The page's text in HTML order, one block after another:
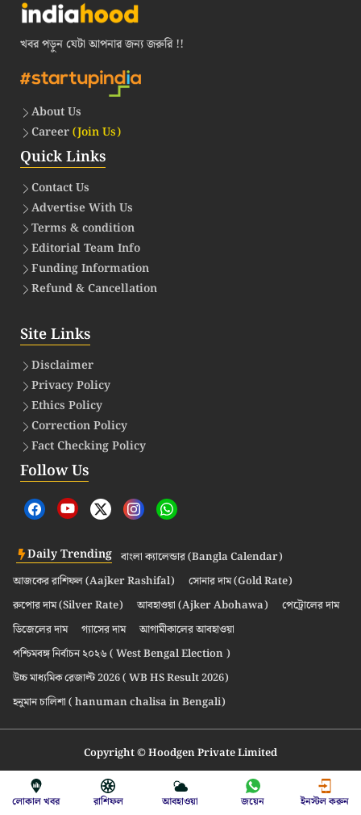
খবর পড়ুন যেটা আপনার জন্য জরুরি !!
About Us
Career(Join Us)
Quick Links
Contact Us
Advertise With Us
Terms & condition
Editorial Team Info
Funding Information
Refund & Cancellation
Site Links
Disclaimer
Privacy Policy
Ethics Policy
Correction Policy
Fact Checking Policy
Follow Us
Daily Trending বাংলা ক্যালেন্ডার (Bangla Calendar)
আজকের রাশিফল (Aajker Rashifal)
সোনার দাম (Gold Rate)
রুপোর দাম (Silver Rate)
আবহাওয়া (Ajker Abohawa)
পেট্রোলের দাম
ডিজেলের দাম
গ্যাসের দাম
আগামীকালের আবহাওয়া
পশ্চিমবঙ্গ নির্বাচন ২০২৬ ( West Bengal Election )
উচ্চ মাধ্যমিক রেজাল্ট 2026 ( WB HS Result 2026)
হনুমান চালিশা ( hanuman chalisa in Bengali)
Copyright © Hoodgen Private Limited
লোকাল খবর রাশিফল আবহাওয়া জয়েন ইনস্টল করুন